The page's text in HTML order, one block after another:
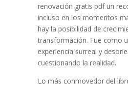
renovación gratis pdf un
incluso en los momentos
hay la posibilidad de
transformación. Fue como
experiencia surreal y
cuestionando la realidad.
Lo más conmovedor del